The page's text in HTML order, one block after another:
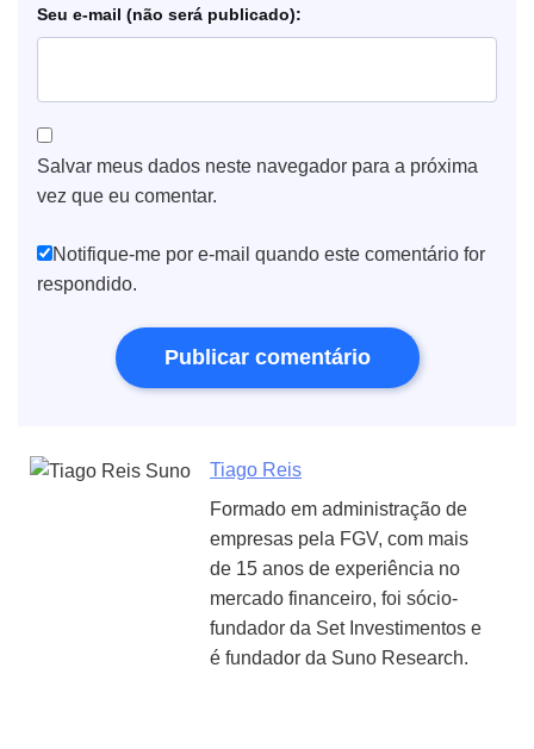
e-mail
Salvar meus dados neste navegador para a próxima
vez que eu comentar.
Notifique-me por e-mail quando este comentário for
respondido.
Tiago Reis
Formado em administração de
empresas pela FGV, com mais
de 15 anos de experiência no
mercado financeiro, foi sócio-
fundador da Set Investimentos e
é fundador da Suno Research.